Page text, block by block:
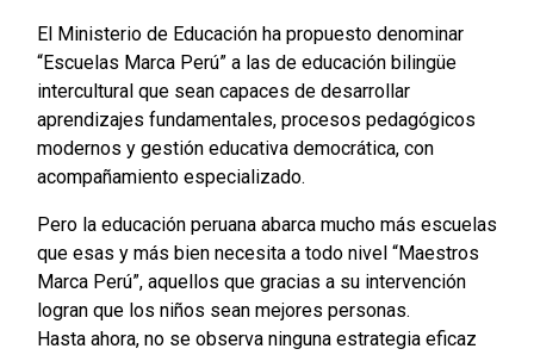
El Ministerio de Educación ha propuesto denominar
“Escuelas Marca Perú” a las de educación bilingüe
intercultural que sean capaces de desarrollar
aprendizajes fundamentales, procesos pedagógicos
modernos y gestión educativa democrática, con
acompañamiento especializado.
Pero la educación peruana abarca mucho más escuelas
que esas y más bien necesita a todo nivel “Maestros
Marca Perú”, aquellos que gracias a su intervención
logran que los niños sean mejores personas.
Hasta ahora, no se observa ninguna estrategia eficaz